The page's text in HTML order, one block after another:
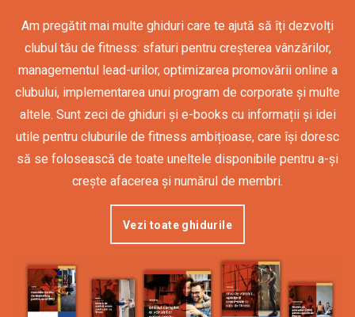
Am pregătit mai multe ghiduri care te ajută să îți dezvolți
clubul tău de fitness: sfaturi pentru creșterea vânzărilor,
managementul lead-urilor, optimizarea promovării online a
clubului, implementarea unui program de corporate și multe
altele. Sunt zeci de ghiduri și e-books cu informații și idei
utile pentru cluburile de fitness ambițioase, care își doresc
să se folosească de toate uneltele disponibile pentru a-și
crește afacerea și numărul de membri.
Vezi toate ghidurile